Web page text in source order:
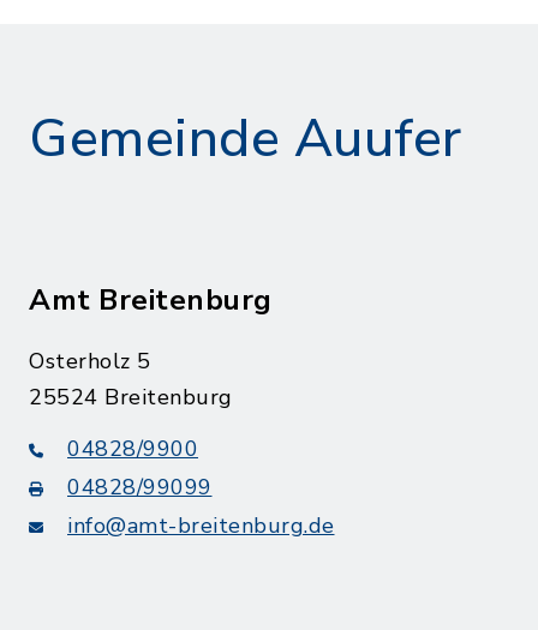
Gemeinde Auufer
Amt Breitenburg
Osterholz 5
25524 Breitenburg
04828/9900
04828/99099
info@amt-breitenburg.de